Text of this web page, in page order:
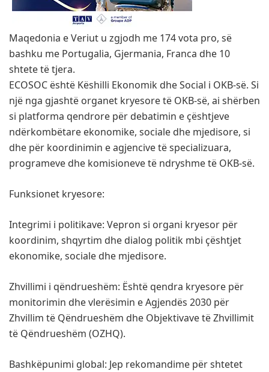
Maqedonia e Veriut u zgjodh me 174 vota pro, së
bashku me Portugalia, Gjermania, Franca dhe 10
shtete të tjera.
ECOSOC është Këshilli Ekonomik dhe Social i OKB-së. Si
një nga gjashtë organet kryesore të OKB-së, ai shërben
si platforma qendrore për debatimin e çështjeve
ndërkombëtare ekonomike, sociale dhe mjedisore, si
dhe për koordinimin e agjencive të specializuara,
programeve dhe komisioneve të ndryshme të OKB-së.
Funksionet kryesore:
Integrimi i politikave: Vepron si organi kryesor për
koordinim, shqyrtim dhe dialog politik mbi çështjet
ekonomike, sociale dhe mjedisore.
Zhvillimi i qëndrueshëm: Është qendra kryesore për
monitorimin dhe vlerësimin e Agjendës 2030 për
Zhvillim të Qëndrueshëm dhe Objektivave të Zhvillimit
të Qëndrueshëm (OZHQ).
Bashkëpunimi global: Jep rekomandime për shtetet